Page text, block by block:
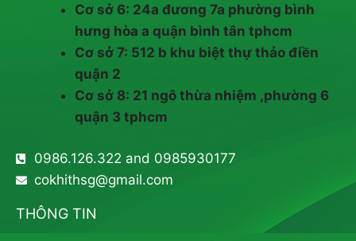
Cơ sở 6: 24a đương 7a phường bình
hưng hòa a quận bình tân tphcm
Cơ sở 7: 512 b khu biệt thự thảo điền
quận 2
Cơ sở 8: 21 ngô thừa nhiệm ,phường 6
quận 3 tphcm
0986.126.322 and 0985930177
cokhithsg@gmail.com
THÔNG TIN